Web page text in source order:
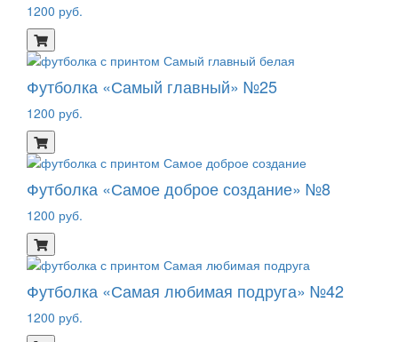
1200 руб.
Футболка «Самый главный» №25
1200 руб.
Футболка «Самое доброе создание» №8
1200 руб.
Футболка «Самая любимая подруга» №42
1200 руб.